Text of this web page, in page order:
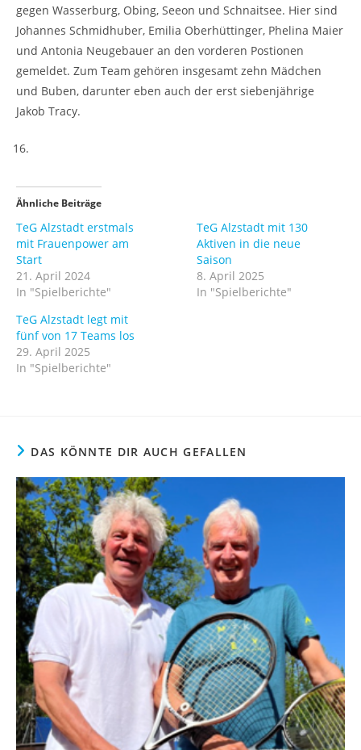
gegen Wasserburg, Obing, Seeon und Schnaitsee. Hier sind
Johannes Schmidhuber, Emilia Oberhüttinger, Phelina Maier
und Antonia Neugebauer an den vorderen Postionen
gemeldet. Zum Team gehören insgesamt zehn Mädchen
und Buben, darunter eben auch der erst siebenjährige
Jakob Tracy.
Ähnliche Beiträge
TeG Alzstadt erstmals
mit Frauenpower am
Start
21. April 2024
In "Spielberichte"
TeG Alzstadt mit 130
Aktiven in die neue
Saison
8. April 2025
In "Spielberichte"
TeG Alzstadt legt mit
fünf von 17 Teams los
29. April 2025
In "Spielberichte"
DAS KÖNNTE DIR AUCH GEFALLEN